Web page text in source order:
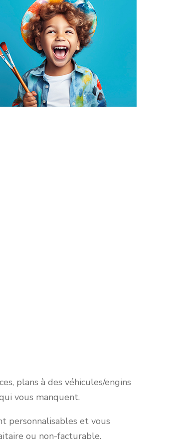
plans à des véhicules/engins
vous manquent.
personnalisables et vous
ou non-facturable.